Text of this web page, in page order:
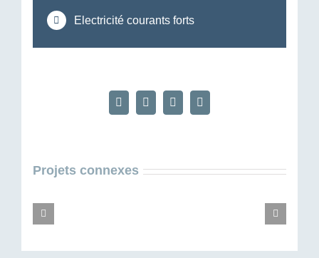
Electricité courants forts
Facebook
X LinkedInEmail
Projets connexes
LES
AIRES
(34)
BTP